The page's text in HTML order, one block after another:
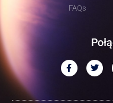
FAQs